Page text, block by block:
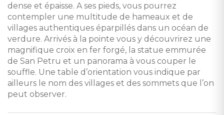
dense et épaisse. A ses pieds, vous pourrez
contempler une multitude de hameaux et de
villages authentiques éparpillés dans un océan de
verdure. Arrivés à la pointe vous y découvrirez une
magnifique croix en fer forgé, la statue emmurée
de San Petru et un panorama à vous couper le
souffle. Une table d’orientation vous indique par
ailleurs le nom des villages et des sommets que l’on
peut observer.